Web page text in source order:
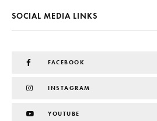
SOCIAL MEDIA LINKS
FACEBOOK
INSTAGRAM
YOUTUBE